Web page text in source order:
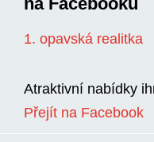
1. opavská realitka
Atraktivní nabídky
Přejít na Facebook